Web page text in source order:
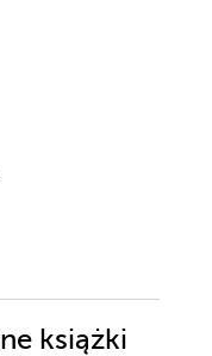
książki